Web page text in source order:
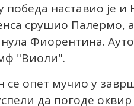
победа наставио је
срушио Палермо,
Фиорентина.
"Виоли".
се опет мучио у
да погоде